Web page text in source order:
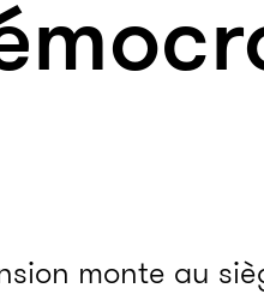
monte au